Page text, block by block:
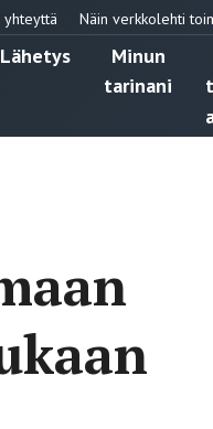
yhteyttä Näin verkkolehti
Lähetys
Minun
tarinani